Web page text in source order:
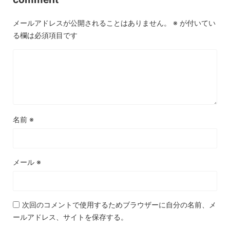
メールアドレスが公開されることはありません。 ※ が付いてい
る欄は必須項目です
名前 ※
メール ※
次回のコメントで使用するためブラウザーに自分の名前、メ
ールアドレス、サイトを保存する。